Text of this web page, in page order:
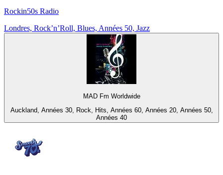
Rockin50s Radio
Londres, Rock’n’Roll, Blues, Années 50, Jazz
MAD Fm Worldwide
Auckland, Années 30, Rock, Hits, Années 60, Années 20, Années 50,
Années 40